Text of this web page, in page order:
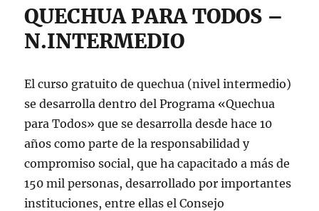
QUECHUA PARA TODOS –
N.INTERMEDIO
El curso gratuito de quechua (nivel intermedio)
se desarrolla dentro del Programa «Quechua
para Todos» que se desarrolla desde hace 10
años como parte de la responsabilidad y
compromiso social, que ha capacitado a más de
150 mil personas, desarrollado por importantes
instituciones, entre ellas el Consejo